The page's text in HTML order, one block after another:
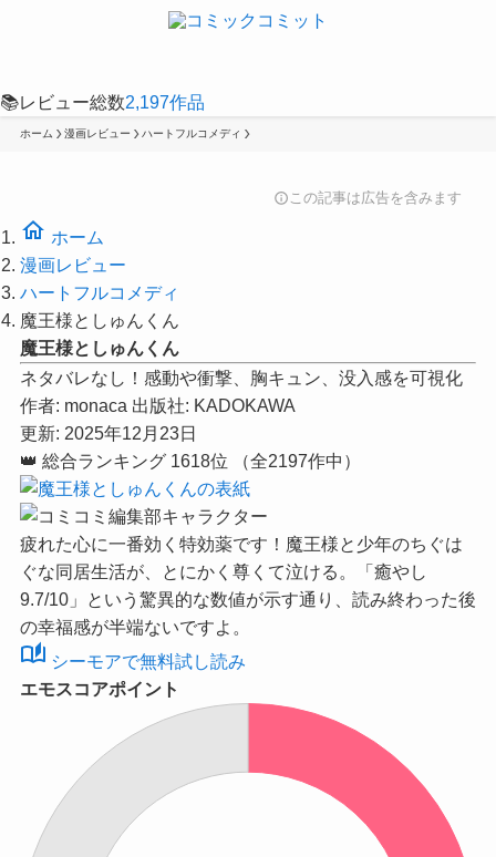
📚レビュー総数2,197作品
ホーム 漫画レビュー ハートフルコメディ
infoこの記事は広告を含みます
home ホーム
漫画レビュー
ハートフルコメディ
魔王様としゅんくん
魔王様としゅんくん
ネタバレなし！感動や衝撃、胸キュン、没入感を可視化
作者: monaca 出版社: KADOKAWA
更新: 2025年12月23日
👑 総合ランキング 1618位 （全2197作中）
疲れた心に一番効く特効薬です！魔王様と少年のちぐは
ぐな同居生活が、とにかく尊くて泣ける。
「癒やし
9.7/10」
という驚異的な数値が示す通り、読み終わった後
の幸福感が半端ないですよ。
auto_stories シーモアで無料試し読み
エモスコアポイント